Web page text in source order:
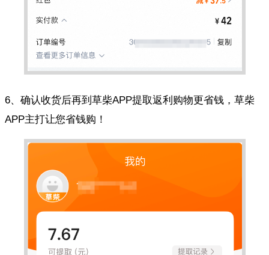
6、确认收货后再到草柴APP提取返利购物更省钱，草柴
APP主打让您省钱购！